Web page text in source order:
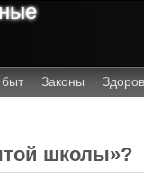
Законы
школы»?